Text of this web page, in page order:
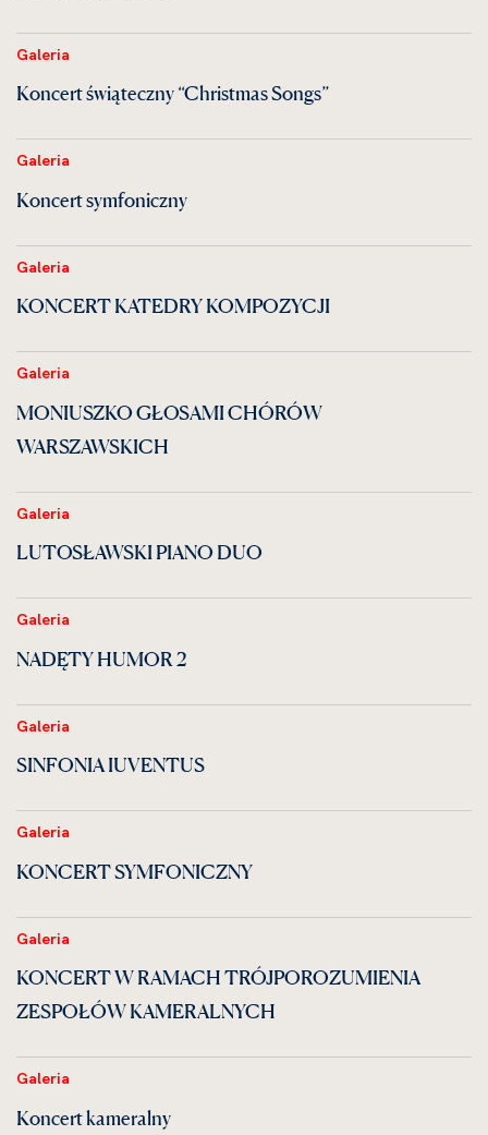
Galeria
Koncert świąteczny “Christmas Songs”
Galeria
Koncert symfoniczny
Galeria
KONCERT KATEDRY KOMPOZYCJI
Galeria
MONIUSZKO GŁOSAMI CHÓRÓW
WARSZAWSKICH
Galeria
LUTOSŁAWSKI PIANO DUO
Galeria
NADĘTY HUMOR 2
Galeria
SINFONIA IUVENTUS
Galeria
KONCERT SYMFONICZNY
Galeria
KONCERT W RAMACH TRÓJPOROZUMIENIA
ZESPOŁÓW KAMERALNYCH
Galeria
Koncert kameralny